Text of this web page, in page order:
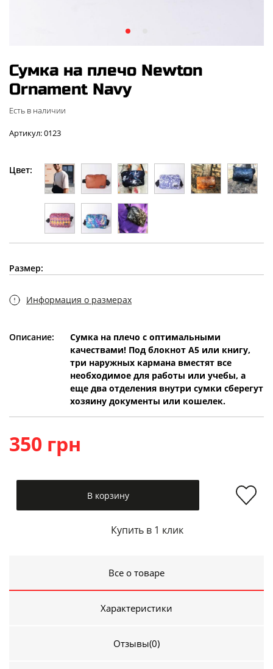
Сумка на плечо Newton
Ornament Navy
Есть в наличии
Артикул: 0123
Цвет:
Размер:
Информация о размерах
Описание:
Сумка на плечо с оптимальными
качествами! Под блокнот А5 или книгу,
три наружных кармана вместят все
необходимое для работы или учебы, а
еще два отделения внутри сумки сберегут
хозяину документы или кошелек.
350 грн
В корзину
Купить в 1 клик
Все о товаре
Характеристики
Отзывы(0)